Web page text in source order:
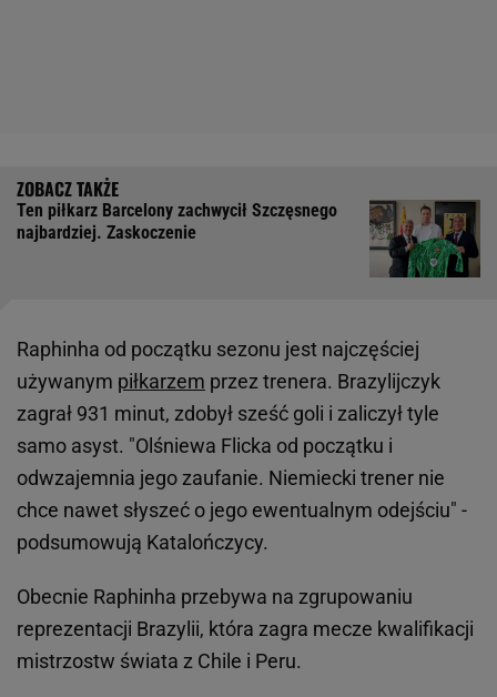
Ten piłkarz Barcelony zachwycił Szczęsnego
najbardziej. Zaskoczenie
Raphinha od początku sezonu jest najczęściej
używanym piłkarzem przez trenera. Brazylijczyk
zagrał 931 minut, zdobył sześć goli i zaliczył tyle
samo asyst. "Olśniewa Flicka od początku i
odwzajemnia jego zaufanie. Niemiecki trener nie
chce nawet słyszeć o jego ewentualnym odejściu" -
podsumowują Katalończycy.
Obecnie Raphinha przebywa na zgrupowaniu
reprezentacji Brazylii, która zagra mecze kwalifikacji
mistrzostw świata z Chile i Peru.